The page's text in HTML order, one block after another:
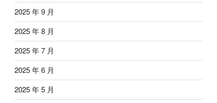
2025 年 9 月
2025 年 8 月
2025 年 7 月
2025 年 6 月
2025 年 5 月